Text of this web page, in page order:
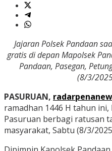
Jajaran Polsek Pandaan
gratis di depan Mapolsek
Pandaan, Pasegan,
(8/3/
PASURUAN,
ramadhan 1446 H tahun ini,
Pasuruan berbagi ratusan
masyarakat, Sabtu (8/3/